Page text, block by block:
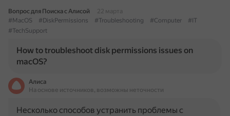
Вопрос для Поиска с Алисой
22 марта
#MacOS
#DiskPermissions #Troubleshooting #Computer
#IT
#TechSupport
How to troubleshoot disk permissions issues on
macOS?
Алиса
На основе источников, возможны неточности
Несколько способов устранить проблемы с